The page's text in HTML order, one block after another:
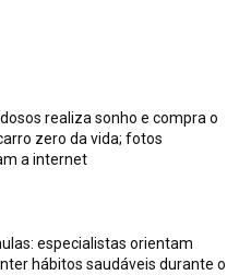
realiza sonho e compra o
zero da vida; fotos
a internet
especialistas orientam
hábitos saudáveis durante o